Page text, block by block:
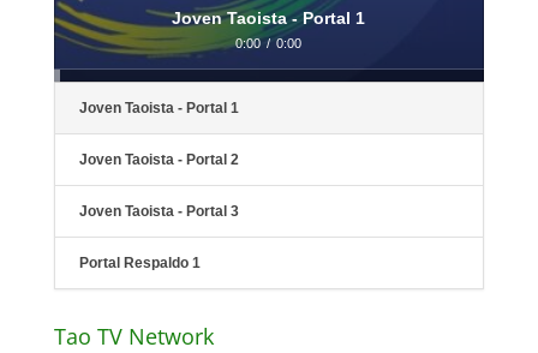
Joven Taoista - Portal 1
0:00 / 0:00
Joven Taoista - Portal 1
Joven Taoista - Portal 2
Joven Taoista - Portal 3
Portal Respaldo 1
Tao TV Network